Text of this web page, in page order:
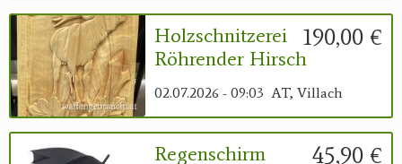
190,00 €
Holzschnitzerei
Röhrender Hirsch
02.07.2026 - 09:03 AT, Villach
45,90 €
Regenschirm